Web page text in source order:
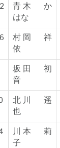
青木 か
はな
村岡 祥
依
坂田 初
音
北川 遥
也
川本 莉
子